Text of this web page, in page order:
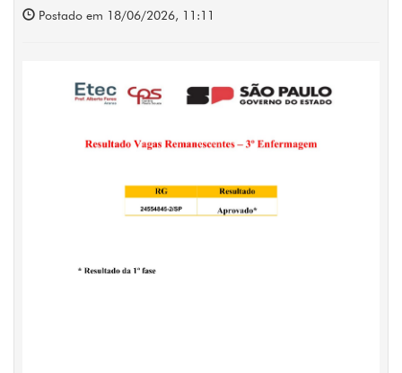
Postado em 18/06/2026, 11:11